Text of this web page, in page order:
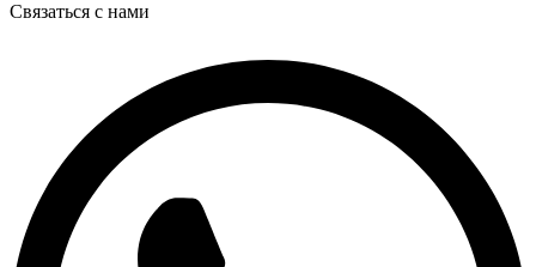
Связаться с нами